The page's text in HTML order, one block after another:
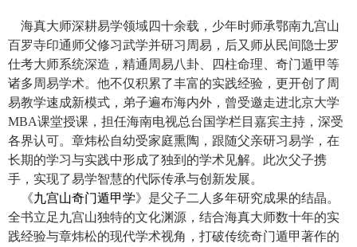
海真大师深耕易学领域四十余载，少年时师承鄂南九宫山
百罗寺印通师父修习武学并研习周易，后又师从民间隐士罗
仕考大师系统深造，精通周易八卦、四柱命理、奇门遁甲等
诸多周易学术。他不仅积累了丰富的实践经验，更开创了周
易教学速成新模式，弟子遍布海内外，曾受邀走进北京大学
MBA课堂授课，担任海南电视总台国学栏目嘉宾主持，深受
各界认可。章炜松自幼受家庭熏陶，跟随父亲研习易学，在
长期的学习与实践中形成了独到的学术见解。此次父子携
手，实现了易学智慧的代际传承与创新发展。
《九宫山奇门遁甲学》是父子二人多年研究成果的结晶。
全书立足九宫山独特的文化渊源，结合海真大师数十年的实
践经验与章炜松的现代学术视角，打破传统奇门遁甲著作的